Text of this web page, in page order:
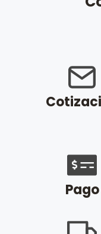
Pago